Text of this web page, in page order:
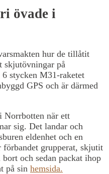
övade i
hur de tillåtit
skjutövningar på
stycken M31-raketet
GPS och är därmed
Norrbotten när ett
sig. Det landar och
eldenhet och en
grupperat, skjutit
och sedan packat ihop
på sin hemsida.